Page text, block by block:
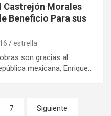
Castrejón Morales
Beneficio Para sus
estrella
son gracias al
mexicana, Enrique…
7 Siguiente